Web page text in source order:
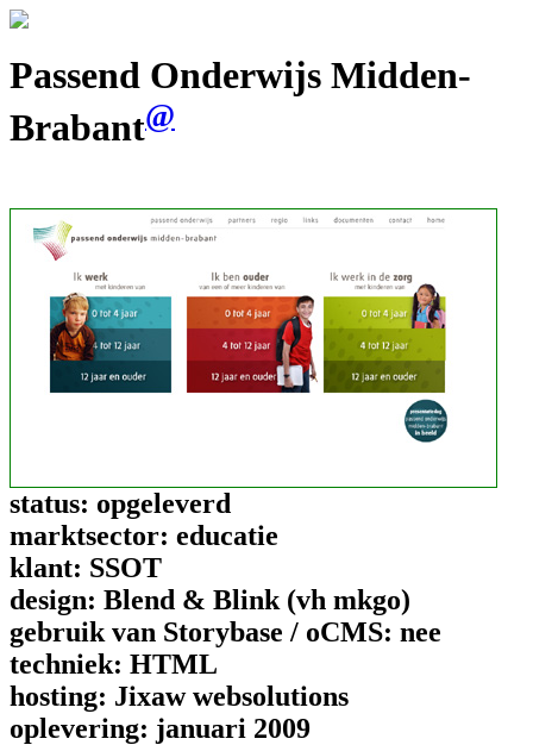
Passend Onderwijs Midden-
Brabant@
status: opgeleverd
marktsector: educatie
klant: SSOT
design: Blend & Blink (vh mkgo)
gebruik van Storybase / oCMS: nee
techniek: HTML
hosting: Jixaw websolutions
oplevering: januari 2009